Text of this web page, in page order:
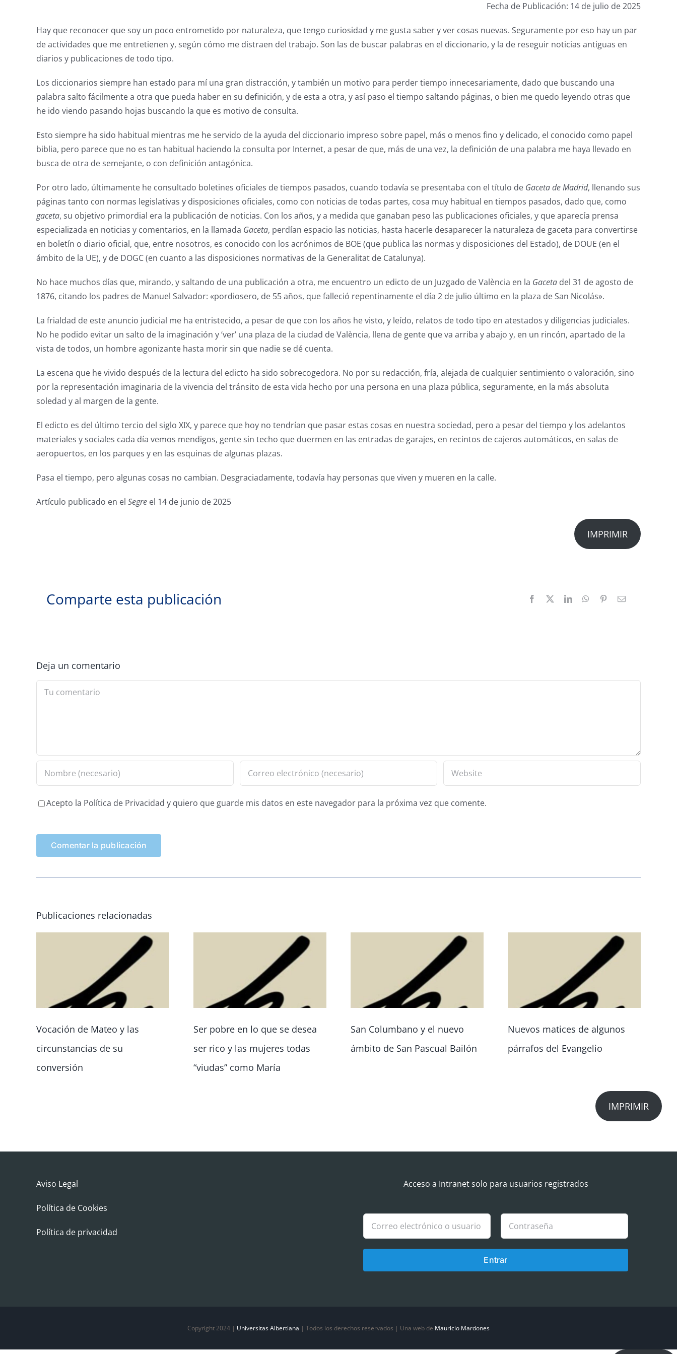
Fecha de Publicación: 14 de julio de 2025
Hay que reconocer que soy un poco entrometido por naturaleza, que tengo curiosidad y me gusta saber y ver cosas nuevas. Seguramente por eso hay un par
de actividades que me entretienen y, según cómo me distraen del trabajo. Son las de buscar palabras en el diccionario, y la de reseguir noticias antiguas en
diarios y publicaciones de todo tipo.
Los diccionarios siempre han estado para mí una gran distracción, y también un motivo para perder tiempo innecesariamente, dado que buscando una
palabra salto fácilmente a otra que pueda haber en su definición, y de esta a otra, y así paso el tiempo saltando páginas, o bien me quedo leyendo otras que
he ido viendo pasando hojas buscando la que es motivo de consulta.
Esto siempre ha sido habitual mientras me he servido de la ayuda del diccionario impreso sobre papel, más o menos fino y delicado, el conocido como papel
biblia, pero parece que no es tan habitual haciendo la consulta por Internet, a pesar de que, más de una vez, la definición de una palabra me haya llevado en
busca de otra de semejante, o con definición antagónica.
Por otro lado, últimamente he consultado boletines oficiales de tiempos pasados, cuando todavía se presentaba con el título de Gaceta de Madrid, llenando sus
páginas tanto con normas legislativas y disposiciones oficiales, como con noticias de todas partes, cosa muy habitual en tiempos pasados, dado que, como
gaceta, su objetivo primordial era la publicación de noticias. Con los años, y a medida que ganaban peso las publicaciones oficiales, y que aparecía prensa
especializada en noticias y comentarios, en la llamada Gaceta, perdían espacio las noticias, hasta hacerle desaparecer la naturaleza de gaceta para convertirse
en boletín o diario oficial, que, entre nosotros, es conocido con los acrónimos de BOE (que publica las normas y disposiciones del Estado), de DOUE (en el
ámbito de la UE), y de DOGC (en cuanto a las disposiciones normativas de la Generalitat de Catalunya).
No hace muchos días que, mirando, y saltando de una publicación a otra, me encuentro un edicto de un Juzgado de València en la Gacetadel 31 de agosto de
1876, citando los padres de Manuel Salvador: «pordiosero, de 55 años, que falleció repentinamente el día 2 de julio último en la plaza de San Nicolás».
La frialdad de este anuncio judicial me ha entristecido, a pesar de que con los años he visto, y leído, relatos de todo tipo en atestados y diligencias judiciales.
No he podido evitar un salto de la imaginación y ‘ver’ una plaza de la ciudad de València, llena de gente que va arriba y abajo y, en un rincón, apartado de la
vista de todos, un hombre agonizante hasta morir sin que nadie se dé cuenta.
La escena que he vivido después de la lectura del edicto ha sido sobrecogedora. No por su redacción, fría, alejada de cualquier sentimiento o valoración, sino
por la representación imaginaria de la vivencia del tránsito de esta vida hecho por una persona en una plaza pública, seguramente, en la más absoluta
soledad y al margen de la gente.
El edicto es del último tercio del siglo XIX, y parece que hoy no tendrían que pasar estas cosas en nuestra sociedad, pero a pesar del tiempo y los adelantos
materiales y sociales cada día vemos mendigos, gente sin techo que duermen en las entradas de garajes, en recintos de cajeros automáticos, en salas de
aeropuertos, en los parques y en las esquinas de algunas plazas.
Pasa el tiempo, pero algunas cosas no cambian. Desgraciadamente, todavía hay personas que viven y mueren en la calle.
Artículo publicado en el Segreel 14 de junio de 2025
IMPRIMIR
Comparte esta publicación
Deja un comentario
Comment
Acepto la Política de Privacidad y quiero que guarde mis datos en este navegador para la próxima vez que comente.
Publicaciones relacionadas
Vocación de Mateo y las
circunstancias de su
conversión
Ser pobre en lo que se desea
ser rico y las mujeres todas
“viudas” como María
San Columbano y el nuevo
ámbito de San Pascual Bailón
Nuevos matices de algunos
párrafos del Evangelio
IMPRIMIR
Aviso Legal
Política de Cookies
Política de privacidad
Acceso a Intranet solo para usuarios registrados
Entrar
Copyright 2024 | Universitas Albertiana | Todos los derechos reservados | Una web de Mauricio Mardones